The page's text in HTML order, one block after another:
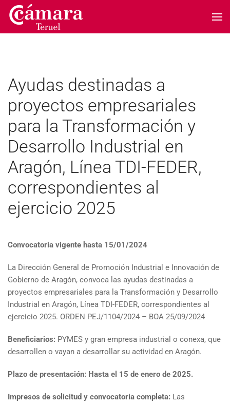
Skip to main content
Ayudas destinadas a
proyectos empresariales
para la Transformación y
Desarrollo Industrial en
Aragón, Línea TDI-FEDER,
correspondientes al
ejercicio 2025
Convocatoria vigente hasta 15/01/2024
La Dirección General de Promoción Industrial e Innovación de
Gobierno de Aragón, convoca las ayudas destinadas a
proyectos empresariales para la Transformación y Desarrollo
Industrial en Aragón, Línea TDI-FEDER, correspondientes al
ejercicio 2025. ORDEN PEJ/1104/2024 – BOA 25/09/2024
Beneficiarios: PYMES y gran empresa industrial o conexa, que
desarrollen o vayan a desarrollar su actividad en Aragón.
Plazo de presentación: Hasta el 15 de enero de 2025.
Impresos de solicitud y convocatoria completa: Las